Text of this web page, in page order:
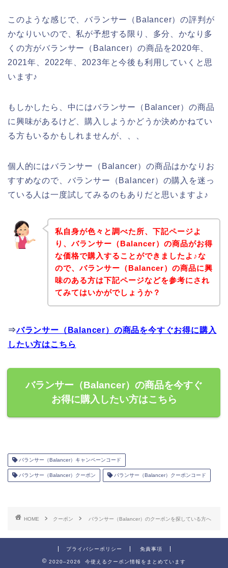
このような感じで、バランサー（Balancer）の評判が
かなりいいので、私が予想する限り、多分、かなり多
くの方がバランサー（Balancer）の商品を2020年、
2021年、2022年、2023年と今後も利用していくと思
います♪
もしかしたら、中にはバランサー（Balancer）の商品
に興味があるけど、購入しようかどうか決めかねてい
る方もいるかもしれませんが、、、
個人的にはバランサー（Balancer）の商品はかなりお
すすめなので、バランサー（Balancer）の購入を迷っ
ている人は一度試してみるのもありだと思いますよ♪
私自身が色々と調べた所、下記ページよ
り、バランサー（Balancer）の商品がお得
な価格で購入することができましたよ♪な
ので、バランサー（Balancer）の商品に興
味のある方は下記ページなどを参考にされ
てみてはいかがでしょうか？
⇒バランサー（Balancer）の商品を今すぐお得に購入
したい方はこちら
バランサー（Balancer）の商品を今すぐ
お得に購入したい方はこちら
バランサー（Balancer）キャンペーンコード
バランサー（Balancer）クーポン バランサー（Balancer）クーポンコード
HOME クーポン バランサー（Balancer）のクーポンを探している方へ
プライバシーポリシー 免責事項
2020–2026 今使えるクーポン情報をまとめています